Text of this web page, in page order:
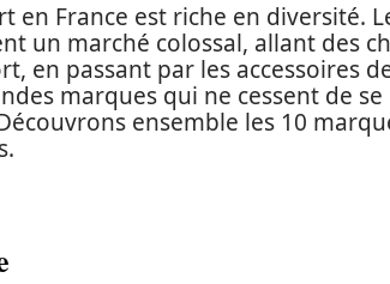
en France est riche en diversité.
un marché colossal, allant des
en passant par les accessoires
marques qui ne cessent de
ensemble les 10